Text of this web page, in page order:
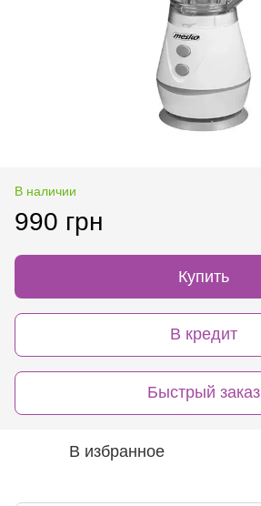
В наличии
990 грн
Купить
В кредит
Быстрый заказ
В избранное